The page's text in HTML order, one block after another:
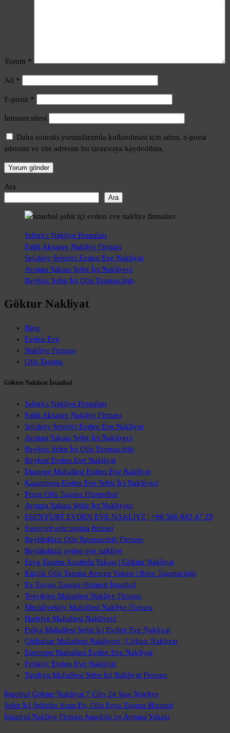
Yorum *
Ad *
E-posta *
İnternet sitesi
Daha sonraki yorumlarımda kullanılması için adım, e-posta
adresim ve site adresim bu tarayıcıya kaydedilsin.
Ara
Ara
Şehiriçi Nakliye Firmaları
Fatih Aksaray Nakliye Firması
Sefaköy Şehiriçi Evden Eve Nakliyat
Avrupa Yakası Şehir İçi Nakliyeci
Beykoz Şehir İçi Ofis Taşımacılığı
Göktur Nakliyat
Blog
Evden Eve
Nakliye Firması
Ofis Taşıma
Göktur Nakliyat İstanbul
Şehiriçi Nakliye Firmaları
Fatih Aksaray Nakliye Firması
Sefaköy Şehiriçi Evden Eve Nakliyat
Avrupa Yakası Şehir İçi Nakliyeci
Beykoz Şehir İçi Ofis Taşımacılığı
Beykoz Evden Eve Nakliyat
Duatepe Mahallesi Evden Eve Nakliyat
Kasımpaşa Evden Eve Şehir İçi Nakliyeci
Perpa Ofis Taşıma Hizmetleri
Avrupa Yakası Şehir İçi Nakliyeci
ESENYURT EVDEN EVE NAKLİYE | +90 506 043 47 29
Esenyurt ofis taşıma firması
Beylikdüzü Ofis Taşımacılığı Firması
Beylikdüzü evden eve nakliye
Eşya Taşıma Anadolu Yakası | Göktur Nakliyat
Küçük Ofis Taşıma Avrupa Yakası | Büro Taşımacılığı
Ev Eşyası Taşıma Hizmeti İstanbul
Teşvikiye Mahallesi Nakliye Firması
Mecidiyeköy Mahallesi Nakliye Firması
Harbiye Mahallesi Nakliyeci
Fulya Mahallesi Şehir İçi Evden Eve Nakliyat
Gülbahar Mahallesi Nakliyeci | Göktur Nakliyat
Esentepe Mahallesi Evden Eve Nakliyat
Feriköy Evden Eve Nakliyat
Tarabya Mahallesi Şehir İçi Nakliyat Firması
İstanbul Göktur Nakliyat 7 Gün 24 Saat Nakliye
Şehir İçi Şehirler Arası Ev, Ofis Eşya Taşıma Hizmeti
İstanbul Nakliye Firması Anadolu ve Avrupa Yakası